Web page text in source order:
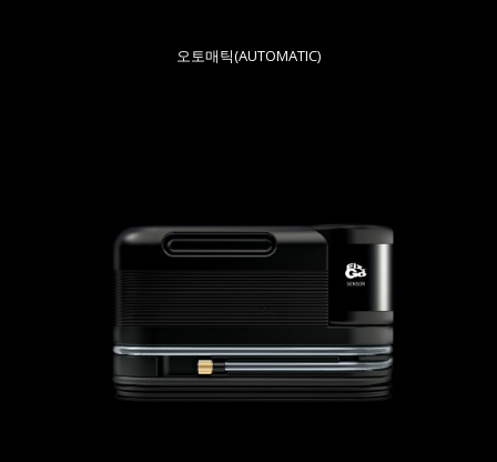
오토매틱(AUTOMATIC)